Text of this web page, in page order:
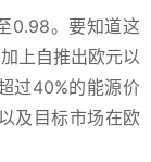
0.98。要知道这
上自推出欧元以
过40%的能源价
及目标市场在欧